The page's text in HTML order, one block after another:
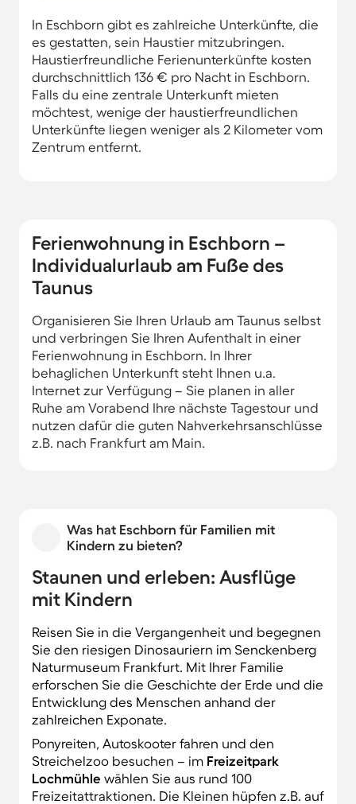
In Eschborn gibt es zahlreiche Unterkünfte, die
es gestatten, sein Haustier mitzubringen.
Haustierfreundliche Ferienunterkünfte kosten
durchschnittlich 136 € pro Nacht in Eschborn.
Falls du eine zentrale Unterkunft mieten
möchtest, wenige der haustierfreundlichen
Unterkünfte liegen weniger als 2 Kilometer vom
Zentrum entfernt.
Ferienwohnung in Eschborn –
Individualurlaub am Fuße des
Taunus
Organisieren Sie Ihren Urlaub am Taunus selbst
und verbringen Sie Ihren Aufenthalt in einer
Ferienwohnung in Eschborn. In Ihrer
behaglichen Unterkunft steht Ihnen u.a.
Internet zur Verfügung – Sie planen in aller
Ruhe am Vorabend Ihre nächste Tagestour und
nutzen dafür die guten Nahverkehrsanschlüsse
z.B. nach Frankfurt am Main.
Was hat Eschborn für Familien mit
Kindern zu bieten?
Staunen und erleben: Ausflüge
mit Kindern
Reisen Sie in die Vergangenheit und begegnen
Sie den riesigen Dinosauriern im Senckenberg
Naturmuseum Frankfurt. Mit Ihrer Familie
erforschen Sie die Geschichte der Erde und die
Entwicklung des Menschen anhand der
zahlreichen Exponate.
Ponyreiten, Autoskooter fahren und den
Streichelzoo besuchen – im Freizeitpark
Lochmühle wählen Sie aus rund 100
Freizeitattraktionen. Die Kleinen hüpfen z.B. auf